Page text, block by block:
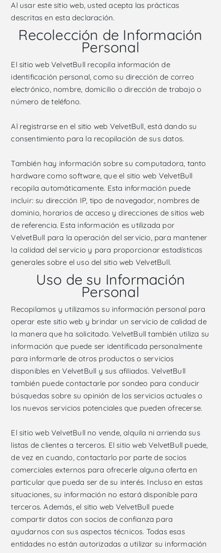
Al usar este sitio web, usted acepta las prácticas
descritas en esta declaración.
Recolección de Información
Personal
El sitio web VelvetBull recopila información de
identificación personal, como su dirección de correo
electrónico, nombre, domicilio o dirección de trabajo o
número de teléfono.
Al registrarse en el sitio web VelvetBull, está dando su
consentimiento para la recopilación de sus datos.
También hay información sobre su computadora, tanto
hardware como software, que el sitio web VelvetBull
recopila automáticamente. Esta información puede
incluir: su dirección IP, tipo de navegador, nombres de
dominio, horarios de acceso y direcciones de sitios web
de referencia. Esta información es utilizada por
VelvetBull para la operación del servicio, para mantener
la calidad del servicio y para proporcionar estadísticas
generales sobre el uso del sitio web VelvetBull.
Uso de su Información
Personal
Recopilamos y utilizamos su información personal para
operar este sitio web y brindar un servicio de calidad de
la manera que ha solicitado. VelvetBull también utiliza su
información que puede ser identificada personalmente
para informarle de otros productos o servicios
disponibles en VelvetBull y sus afiliados. VelvetBull
también puede contactarle por sondeo para conducir
búsquedas sobre su opinión de los servicios actuales o
los nuevos servicios potenciales que pueden ofrecerse.
El sitio web VelvetBull no vende, alquila ni arrienda sus
listas de clientes a terceros. El sitio web VelvetBull puede,
de vez en cuando, contactarlo por parte de socios
comerciales externos para ofrecerle alguna oferta en
particular que pueda ser de su interés. Incluso en estas
situaciones, su información no estará disponible para
terceros. Además, el sitio web VelvetBull puede
compartir datos con socios de confianza para
ayudarnos con sus aspectos técnicos. Todas esas
entidades no están autorizadas a utilizar su información